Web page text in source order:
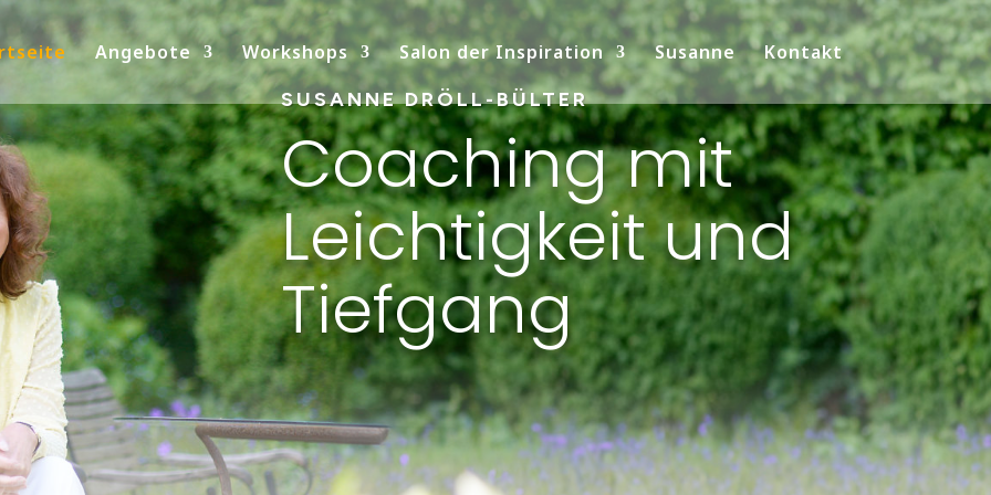
Angebote Workshops Salon der Inspiration Susanne
Kontakt
SUSANNE DRÖLL-BÜLTER
Coaching mit
Leichtigkeit und
Tiefgang